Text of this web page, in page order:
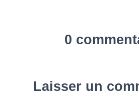
0
Laisser un